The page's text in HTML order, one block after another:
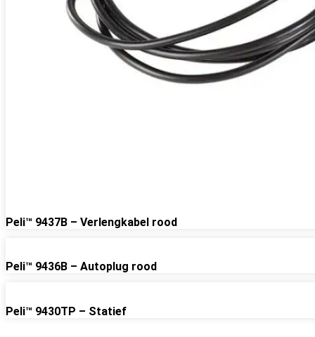
Peli™ 9437B – Verlengkabel rood
Peli™ 9436B – Autoplug rood
Peli™ 9430TP – Statief